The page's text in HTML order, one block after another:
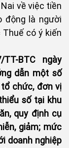
về việc tiền
động là người
Thuế có ý kiến
BTC ngày
dẫn một số
chức, đơn vị
số tại khu
quy định cụ
giảm; mức
doanh nghiệp